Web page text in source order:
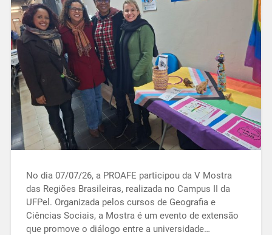
No dia 07/07/26, a PROAFE participou da V Mostra
das Regiões Brasileiras, realizada no Campus II da
UFPel. Organizada pelos cursos de Geografia e
Ciências Sociais, a Mostra é um evento de extensão
que promove o diálogo entre a universidade…